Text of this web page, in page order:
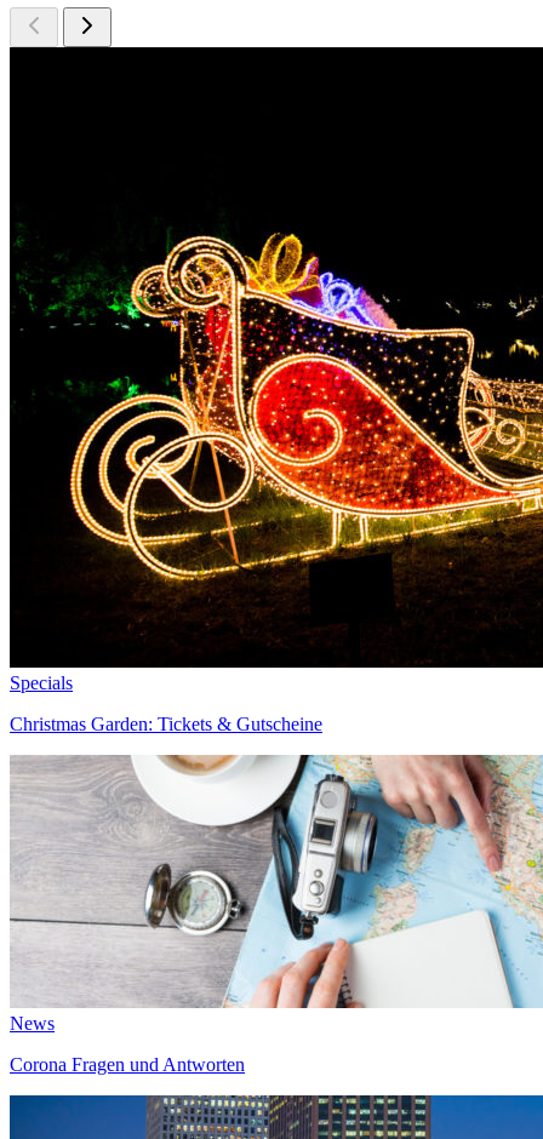
Specials
Christmas Garden: Tickets & Gutscheine
News
Corona Fragen und Antworten